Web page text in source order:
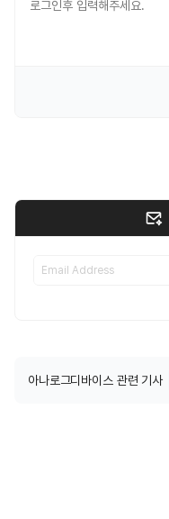
아나로그디바이스 관련 기사